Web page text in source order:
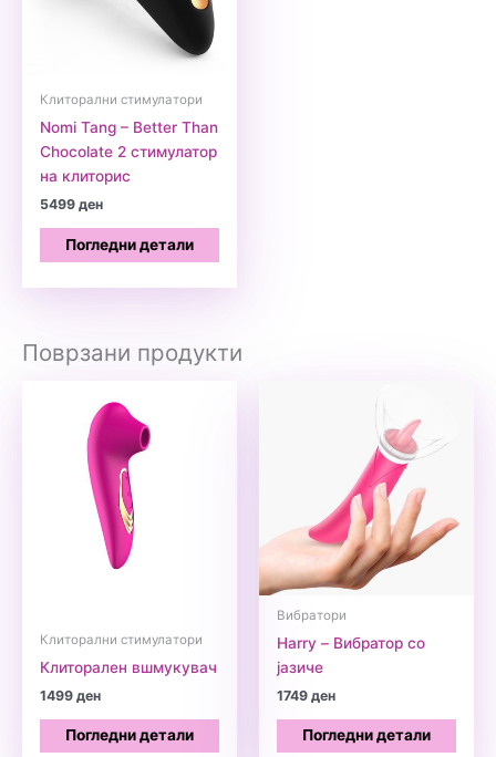
Клиторални стимулатори
Nomi Tang – Better Than
Chocolate 2 стимулатор
на клиторис
5499ден
Погледни детали
Поврзани продукти
Клиторални стимулатори
Клиторален вшмукувач
1499ден
Погледни детали
Вибратори
Harry – Вибратор со
јазиче
1749ден
Погледни детали